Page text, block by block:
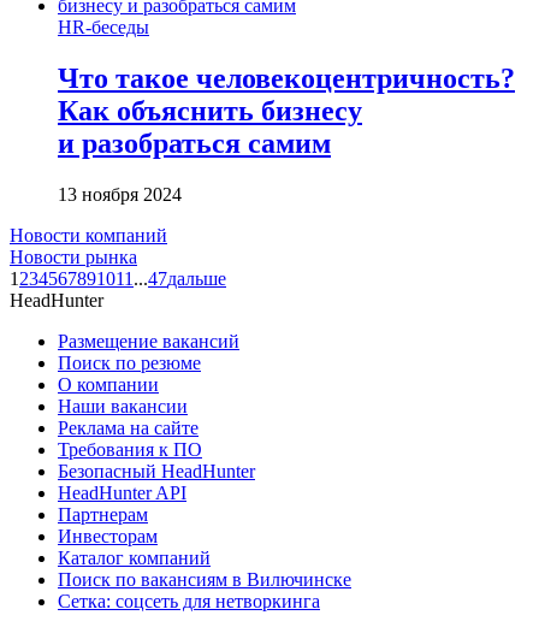
HR-беседы
Что такое человеко­центричность?
Как объяснить бизнесу
и разобраться самим
13 ноября 2024
Новости компаний
Новости рынка
1 234567891011 ...47дальше
HeadHunter
Размещение вакансий
Поиск по резюме
О компании
Наши вакансии
Реклама на сайте
Требования к ПО
Безопасный HeadHunter
HeadHunter API
Партнерам
Инвесторам
Каталог компаний
Поиск по вакансиям в Вилючинске
Сетка: соцсеть для нетворкинга